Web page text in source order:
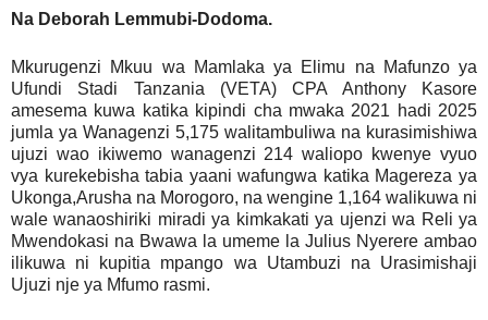
Na Deborah Lemmubi-Dodoma.
Mkurugenzi Mkuu wa Mamlaka ya Elimu na Mafunzo ya
Ufundi Stadi Tanzania (VETA) CPA Anthony Kasore
amesema kuwa katika kipindi cha mwaka 2021 hadi 2025
jumla ya Wanagenzi 5,175 walitambuliwa na kurasimishiwa
ujuzi wao ikiwemo wanagenzi 214 waliopo kwenye vyuo
vya kurekebisha tabia yaani wafungwa katika Magereza ya
Ukonga,Arusha na Morogoro, na wengine 1,164 walikuwa ni
wale wanaoshiriki miradi ya kimkakati ya ujenzi wa Reli ya
Mwendokasi na Bwawa la umeme la Julius Nyerere ambao
ilikuwa ni kupitia mpango wa Utambuzi na Urasimishaji
Ujuzi nje ya Mfumo rasmi.